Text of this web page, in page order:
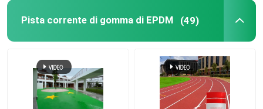
Pista corrente di gomma di EPDM (49)